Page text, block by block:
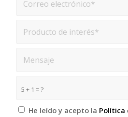
5 + 1 = ?
He leído y acepto la Política